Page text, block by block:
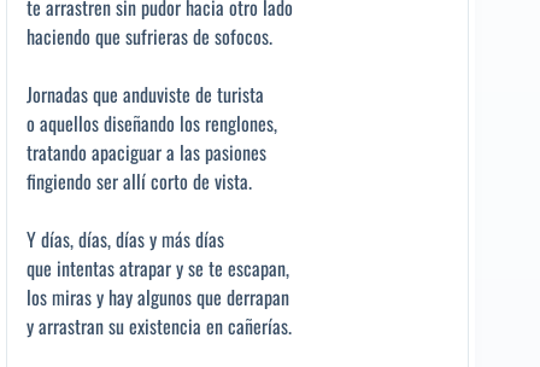
te arrastren sin pudor hacia otro lado
haciendo que sufrieras de sofocos.
Jornadas que anduviste de turista
o aquellos diseñando los renglones,
tratando apaciguar a las pasiones
fingiendo ser allí corto de vista.
Y días, días, días y más días
que intentas atrapar y se te escapan,
los miras y hay algunos que derrapan
y arrastran su existencia en cañerías.